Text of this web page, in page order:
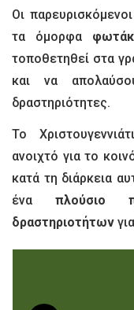
Οι
τα όμορφα
τοποθετηθεί στα
και να
δραστηριότητες.
Το
ανοιχτό για το
κατά τη διάρκεια
ένα πλούσιο
δραστηριοτήτων